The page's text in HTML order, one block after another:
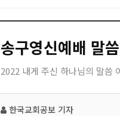
송구영신예배 말
2022 내게 주신 하나님의 말씀
한국교회공보 기자